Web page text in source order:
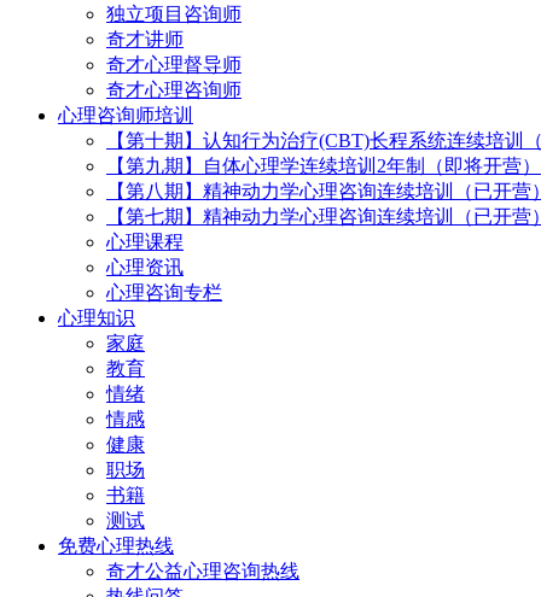
独立项目咨询师
奇才讲师
奇才心理督导师
奇才心理咨询师
心理咨询师培训
【第十期】认知行为治疗(CBT)长程系统连续培训
【第九期】自体心理学连续培训2年制（即将开营）
【第八期】精神动力学心理咨询连续培训（已开营）
【第七期】精神动力学心理咨询连续培训（已开营）
心理课程
心理资讯
心理咨询专栏
心理知识
家庭
教育
情绪
情感
健康
职场
书籍
测试
免费心理热线
奇才公益心理咨询热线